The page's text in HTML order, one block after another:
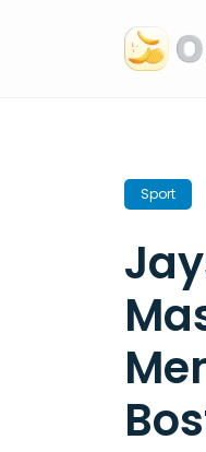
Sport